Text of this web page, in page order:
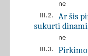
ne
III.2.
Ar šis
sukurti
ne
III.3.